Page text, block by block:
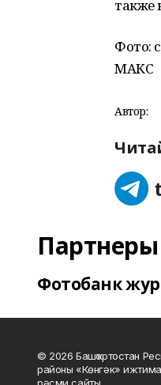
также
Фото:
МАКС
Автор:
Партнеры
Фотобанк
© 2026 Башҡортостан
районы «Көнгәк»